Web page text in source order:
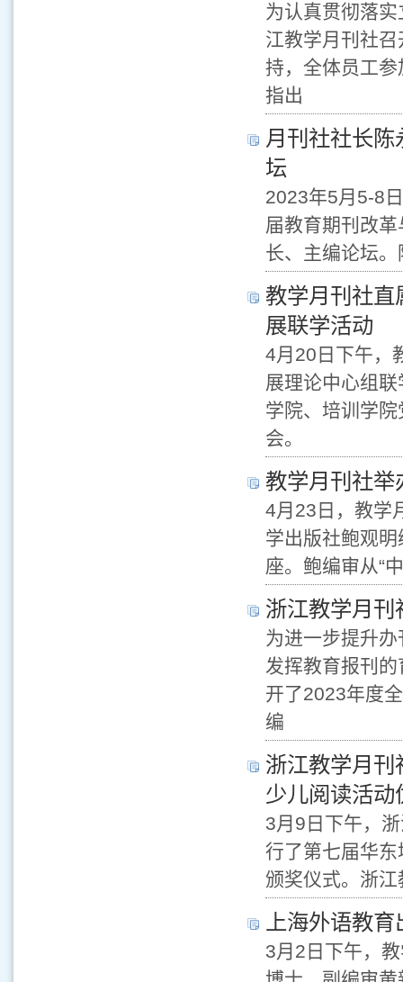
为认真贯彻落
江教学月刊社
持，全体员工
指出
月刊社社长
坛
2023年5月5-8
届教育期刊改
长、主编论坛
教学月刊社直
展联学活动
4月20日下午，
展理论中心组
学院、培训学
会。
教学月刊社举
4月23日，教学
学出版社鲍观明
座。鲍编审从“
浙江教学月刊
为进一步提升
发挥教育报刊
开了2023年度
编
浙江教学月刊
少儿阅读活动
3月9日下午，
行了第七届华
颁奖仪式。浙
上海外语教
3月2日下午，